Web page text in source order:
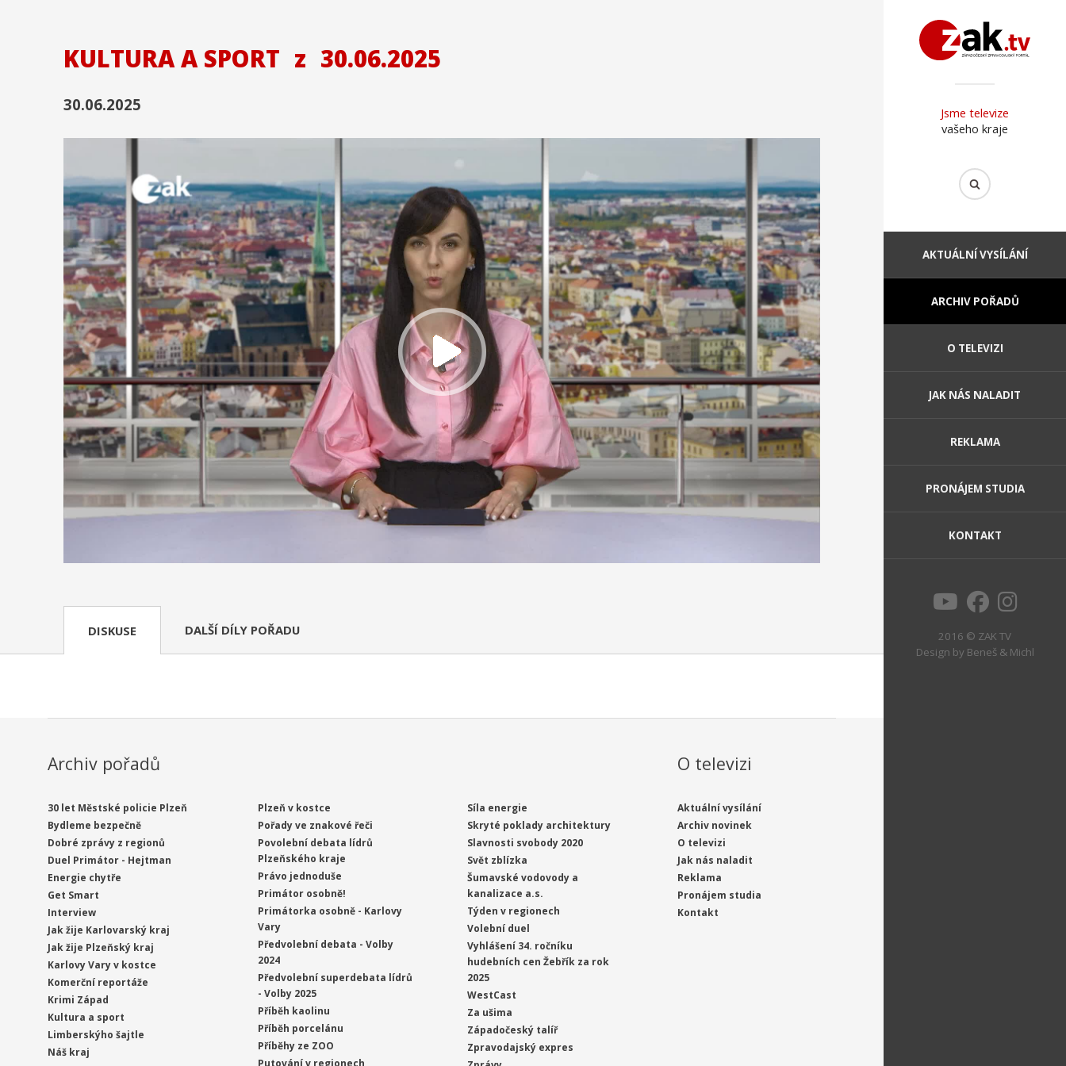
Jsme televize
vašeho kraje
AKTUÁLNÍ VYSÍLÁNÍ
ARCHIV POŘADŮ
O TELEVIZI
JAK NÁS NALADIT
REKLAMA
PRONÁJEM STUDIA
KONTAKT
2016 © ZAK TV
Design by Beneš & Michl
KULTURA A SPORT z 30.06.2025
30.06.2025
DISKUSE DALŠÍ DÍLY POŘADU
Archiv pořadů
30 let Městské policie Plzeň
Bydleme bezpečně
Dobré zprávy z regionů
Duel Primátor - Hejtman
Energie chytře
Get Smart
Interview
Jak žije Karlovarský kraj
Jak žije Plzeňský kraj
Karlovy Vary v kostce
Komerční reportáže
Krimi Západ
Kultura a sport
Limberskýho šajtle
Náš kraj
Plzeň v kostce
Pořady ve znakové řeči
Povolební debata lídrů
Plzeňského kraje
Právo jednoduše
Primátor osobně!
Primátorka osobně - Karlovy
Vary
Předvolební debata - Volby
2024
Předvolební superdebata lídrů
- Volby 2025
Příběh kaolinu
Příběh porcelánu
Příběhy ze ZOO
Síla energie
Skryté poklady architektury
Slavnosti svobody 2020
Svět zblízka
Šumavské vodovody a
kanalizace a.s.
Týden v regionech
Volební duel
Vyhlášení 34. ročníku
hudebních cen Žebřík za rok
2025
WestCast
Za ušima
Západočeský talíř
Zpravodajský expres
O televizi
Aktuální vysílání
Archiv novinek
O televizi
Jak nás naladit
Reklama
Pronájem studia
Kontakt